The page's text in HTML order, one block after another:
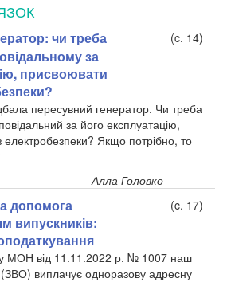
чи треба
за
присвоювати
(c. 14)
пересувний генератор. Чи треба
за його експлуатацію,
електробезпеки? Якщо потрібно, то
Алла Головко
допомога
випускників:
(c. 17)
МОН від 11.11.2022 р. № 1007 наш
(ЗВО) виплачує одноразову адресну